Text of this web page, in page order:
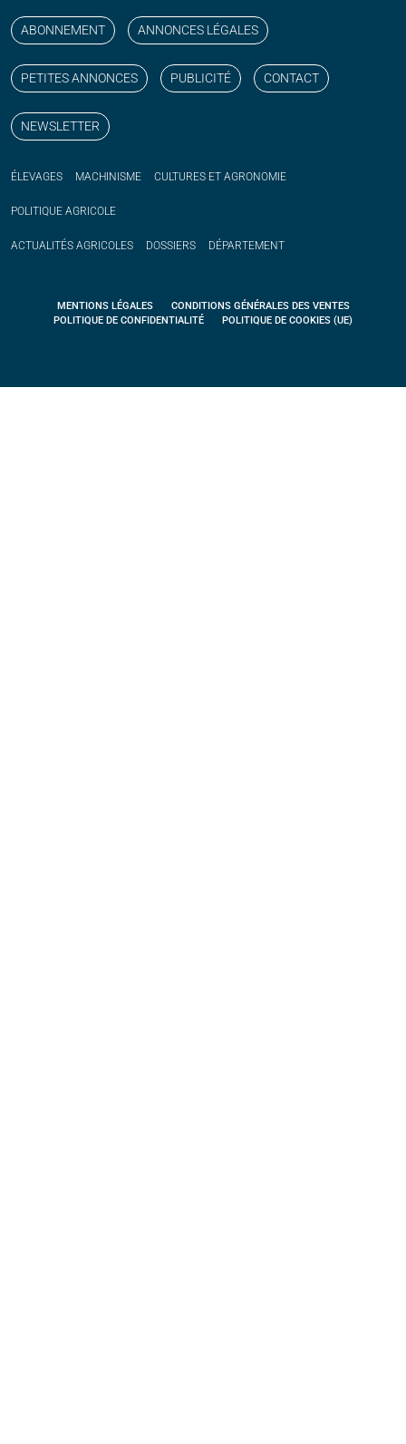
ABONNEMENT ANNONCES LÉGALES
PETITES ANNONCES PUBLICITÉ CONTACT
NEWSLETTER
ÉLEVAGES MACHINISME CULTURES ET AGRONOMIE
POLITIQUE AGRICOLE
ACTUALITÉS AGRICOLES DOSSIERS DÉPARTEMENT
MENTIONS LÉGALES
CONDITIONS GÉNÉRALES DES VENTES
POLITIQUE DE CONFIDENTIALITÉ
POLITIQUE DE COOKIES (UE)